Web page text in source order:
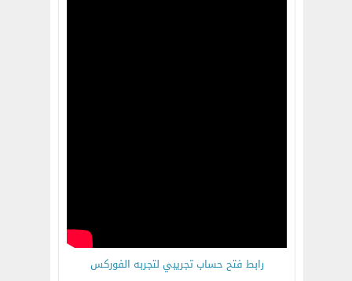
رابط فتح حساب تجريبي لتجربه الفوركس